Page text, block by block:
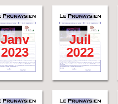
Janv
2023
Juil
2022